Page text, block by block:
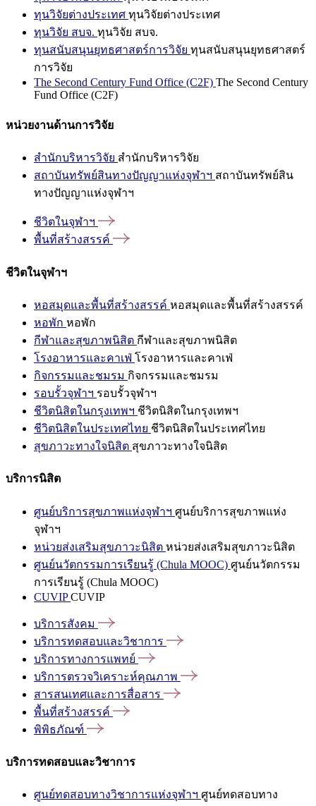
ทุนวิจัยต่างประเทศ ทุนวิจัยต่างประเทศ
ทุนวิจัย สบจ. ทุนวิจัย สบจ.
ทุนสนับสนุนยุทธศาสตร์การวิจัย ทุนสนับสนุนยุทธศาสตร์
การวิจัย
The Second Century Fund Office (C2F) The Second Century
Fund Office (C2F)
หน่วยงานด้านการวิจัย
สำนักบริหารวิจัย สำนักบริหารวิจัย
สถาบันทรัพย์สินทางปัญญาแห่งจุฬาฯ สถาบันทรัพย์สิน
ทางปัญญาแห่งจุฬาฯ
ชีวิตในจุฬาฯ
พื้นที่สร้างสรรค์
ชีวิตในจุฬาฯ
หอสมุดและพื้นที่สร้างสรรค์ หอสมุดและพื้นที่สร้างสรรค์
หอพัก หอพัก
กีฬาและสุขภาพนิสิต กีฬาและสุขภาพนิสิต
โรงอาหารและคาเฟ่ โรงอาหารและคาเฟ่
กิจกรรมและชมรม กิจกรรมและชมรม
รอบรั้วจุฬาฯ รอบรั้วจุฬาฯ
ชีวิตนิสิตในกรุงเทพฯ ชีวิตนิสิตในกรุงเทพฯ
ชีวิตนิสิตในประเทศไทย ชีวิตนิสิตในประเทศไทย
สุขภาวะทางใจนิสิต สุขภาวะทางใจนิสิต
บริการนิสิต
ศูนย์บริการสุขภาพแห่งจุฬาฯ ศูนย์บริการสุขภาพแห่ง
จุฬาฯ
หน่วยส่งเสริมสุขภาวะนิสิต หน่วยส่งเสริมสุขภาวะนิสิต
ศูนย์นวัตกรรมการเรียนรู้ (Chula MOOC) ศูนย์นวัตกรรม
การเรียนรู้ (Chula MOOC)
CUVIPCUVIP
บริการสังคม
บริการทดสอบและวิชาการ
บริการทางการแพทย์
บริการตรวจวิเคราะห์คุณภาพ
สารสนเทศและการสื่อสาร
พื้นที่สร้างสรรค์
พิพิธภัณฑ์
บริการทดสอบและวิชาการ
ศูนย์ทดสอบทางวิชาการแห่งจุฬาฯ ศูนย์ทดสอบทาง